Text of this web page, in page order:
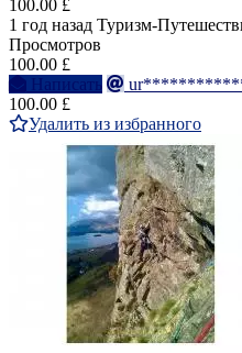
100.00 £
1 год назад Туризм-
Просмотров
100.00 £
Написать
100.00 £
Удалить из избранного